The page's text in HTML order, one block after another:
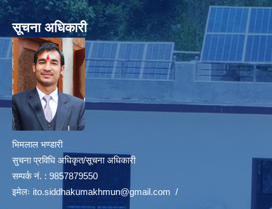
सूचना अधिकारी
भिमलाल भण्डारी
सुचना प्रविधि अधिकृत/सूचना अधिकारी
सम्पर्क नं. : 9857879550
इमेलः ito.siddhakumakhmun@gmail.com /